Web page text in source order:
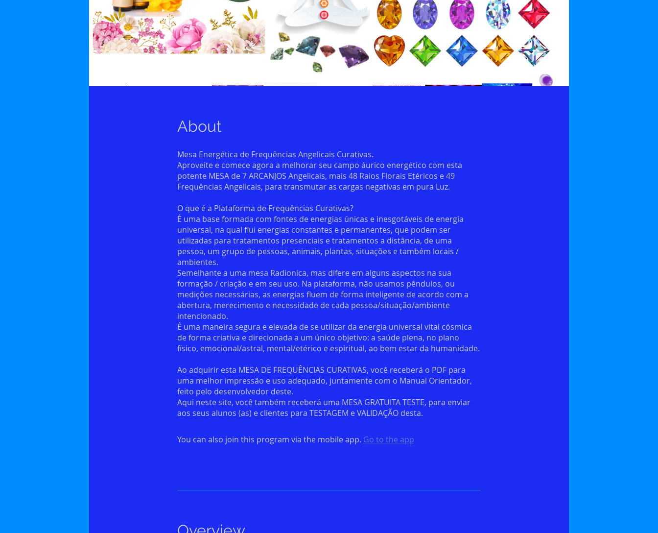
About
Mesa Energética de Frequências Angelicais Curativas.
Aproveite e comece agora a melhorar seu campo áurico energético com esta
potente MESA de 7 ARCANJOS Angelicais, mais 48 Raios Florais Etéricos e 49
Frequências Angelicais, para transmutar as cargas negativas em pura Luz.
O que é a Plataforma de Frequências Curativas?
É uma base formada com fontes de energias únicas e inesgotáveis de energia
universal, na qual flui energias constantes e permanentes, que podem ser
utilizadas para tratamentos presenciais e tratamentos a distância, de uma
pessoa, um grupo de pessoas, animais, plantas, situações e também locais /
ambientes.
Semelhante a uma mesa Radionica, mas difere em alguns aspectos na sua
formação / criação e em seu uso. Na plataforma, não usamos pêndulos, ou
medições necessárias, as energias fluem de forma inteligente de acordo com a
abertura, merecimento e necessidade de cada pessoa/situação/ambiente
intencionado.
É uma maneira segura e elevada de se utilizar da energia universal vital cósmica
de forma criativa e direcionada a um único objetivo: a saúde plena, no plano
físico, emocional/astral, mental/etérico e espiritual, ao bem estar da humanidade.
Ao adquirir esta MESA DE FREQUÊNCIAS CURATIVAS, você receberá o PDF para
uma melhor impressão e uso adequado, juntamente com o Manual Orientador,
feito pelo desenvolvedor deste.
Aqui neste site, você também receberá uma MESA GRATUITA TESTE, para enviar
You can also join this program via the mobile app. Go to the app